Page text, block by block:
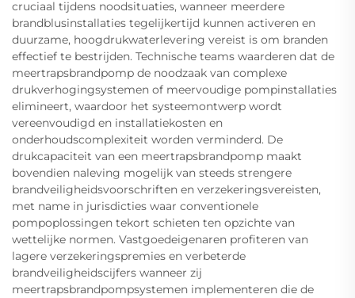
cruciaal tijdens noodsituaties, wanneer meerdere
brandblusinstallaties tegelijkertijd kunnen activeren en
duurzame, hoogdrukwaterlevering vereist is om branden
effectief te bestrijden. Technische teams waarderen dat de
meertrapsbrandpomp de noodzaak van complexe
drukverhogingsystemen of meervoudige pompinstallaties
elimineert, waardoor het systeemontwerp wordt
vereenvoudigd en installatiekosten en
onderhoudscomplexiteit worden verminderd. De
drukcapaciteit van een meertrapsbrandpomp maakt
bovendien naleving mogelijk van steeds strengere
brandveiligheidsvoorschriften en verzekeringsvereisten,
met name in jurisdicties waar conventionele
pompoplossingen tekort schieten ten opzichte van
wettelijke normen. Vastgoedeigenaren profiteren van
lagere verzekeringspremies en verbeterde
brandveiligheidscijfers wanneer zij
meertrapsbrandpompsystemen implementeren die de